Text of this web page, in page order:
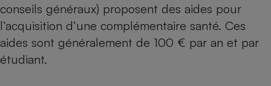
conseils généraux) proposent des aides pour
l’acquisition d’une complémentaire santé. Ces
aides sont généralement de 100 € par an et par
étudiant.